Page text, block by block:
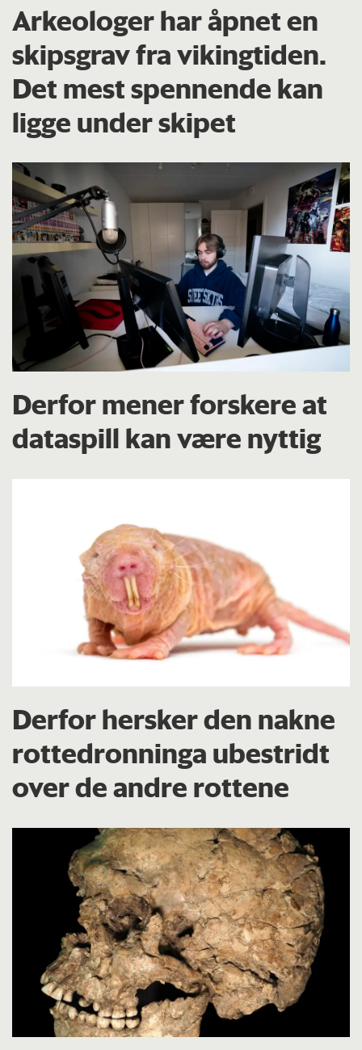
Arkeologer har åpnet en
skipsgrav fra vikingtiden.
Det mest spennende kan
ligge under skipet
Derfor mener forskere at
dataspill kan være nyttig
Derfor hersker den nakne
rottedronninga ubestridt
over de andre rottene